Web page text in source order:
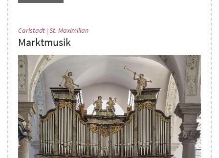
Carlstadt | St. Maximilian:
Marktmusik